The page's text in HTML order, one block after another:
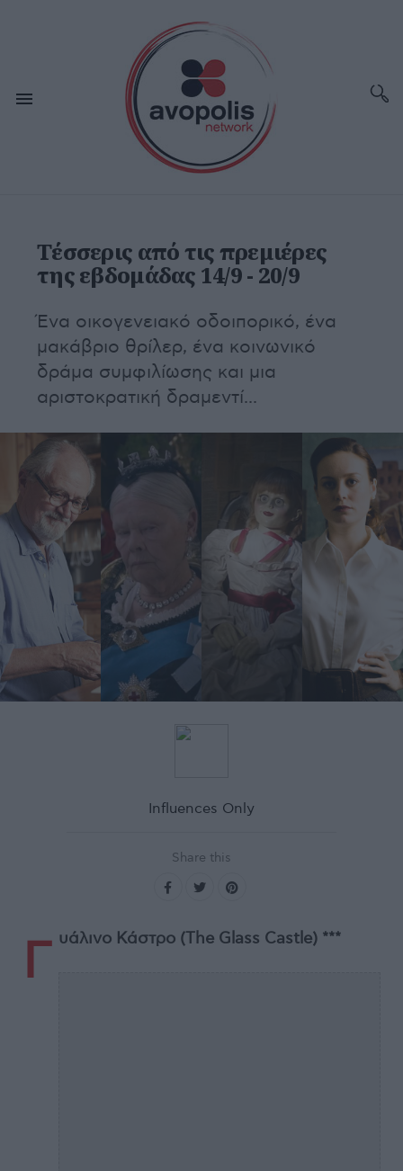
Τέσσερις από τις πρεμιέρες
της εβδομάδας 14/9 - 20/9
Ένα οικογενειακό οδοιπορικό, ένα
μακάβριο θρίλερ, ένα κοινωνικό
δράμα συμφιλίωσης και μια
αριστοκρατική δραμεντί...
Influences Only
Share this
Γ υάλινο Κάστρο (The Glass Castle) ***